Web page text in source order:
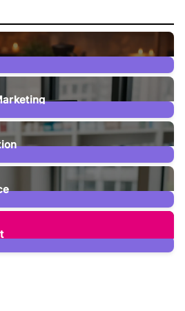
15Posts
12Posts
107Posts
73Posts